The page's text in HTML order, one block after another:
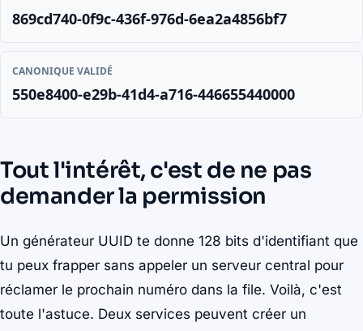
869cd740-0f9c-436f-976d-6ea2a4856bf7
CANONIQUE VALIDÉ
550e8400-e29b-41d4-a716-446655440000
Tout l'intérêt, c'est de ne pas
demander la permission
Un générateur UUID te donne 128 bits d'identifiant que
tu peux frapper sans appeler un serveur central pour
réclamer le prochain numéro dans la file. Voilà, c'est
toute l'astuce. Deux services peuvent créer un